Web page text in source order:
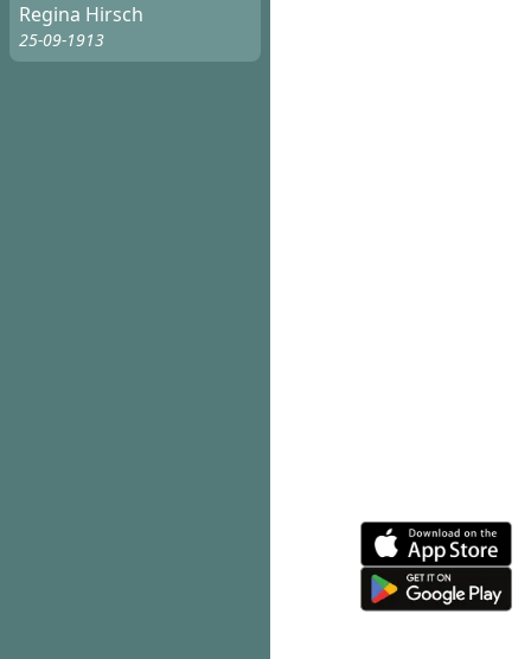
Regina Hirsch
25-09-1913